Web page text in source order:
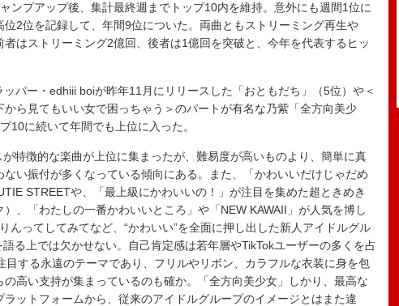
ンプアップ後、集計最終週までトップ10内を維持。意外にも週間1位に
2位を記録して、年間9位についた。両曲ともストリーミング再生や
はストリーミング2億回、後者は1億回を突破と、今年を代表するヒッ
パー・edhiii boiが昨年11月にリリースした「おともだち」（5位）や＜
ら見てもいい女で困っちゃう＞のパートが有名な乃紫「全方向美少
10に続いて年間でも上位に入った。
特徴的な楽曲が上位に集まったが、難易度が高いものより、簡単に真
い振付が多くなっている傾向にある。また、「かわいいだけじゃだめ
STREETや、「最上級にかわいいの！」が注目を集めた超ときめき
、「わたしの一番かわいいところ」や「NEW KAWAII」が人気を博し
んってしてみてなど、“かわいい”を全面に押し出した新人アイドルグル
る上では欠かせない。自己肯定感は若年層やTikTokユーザーの多くを占
目する永遠のテーマであり、フリルやリボン、カラフルな衣装に身を包
高い支持が集まっているのも確か。「全方向美少女」しかり、最高な
ラットフォームから、従来のアイドルグループのイメージとはまた違